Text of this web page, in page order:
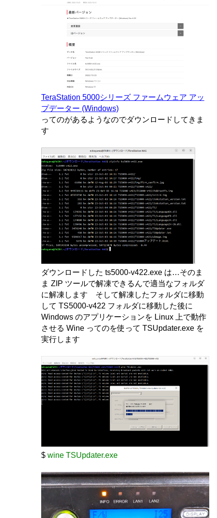
TeraStation 5000シリーズ ファームウェア アッ
プデーター (Windows)
ってのがあるようなのでダウンロードしてきま
す
ダウンロードした ts5000-v422.exe は…そのま
ま ZIP ツールで解凍できるんで適当なフォルダ
に解凍します そして解凍したフォルダに移動
して TS5000-v422 フォルダに移動した後に
Windows のアプリケーションを Linux 上で動作
させる Wine ってのを使って TSUpdater.exe を
実行します
$ wine TSUpdater.exe